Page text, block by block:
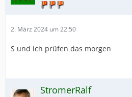
2. März 2024 um 22:50
S und ich prüfen das morgen
StromerRalf